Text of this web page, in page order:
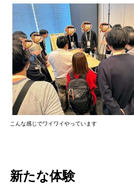
こんな感じでワイワイやっています
新たな体験